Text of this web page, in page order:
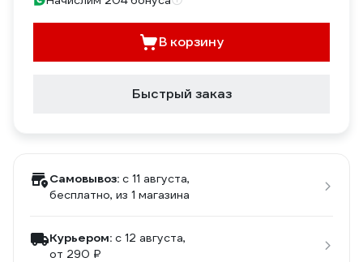
В корзину
Быстрый заказ
Самовывоз: c 11 августа,
бесплатно, из 1 магазина
Курьером: c 12 августа,
от 290 ₽